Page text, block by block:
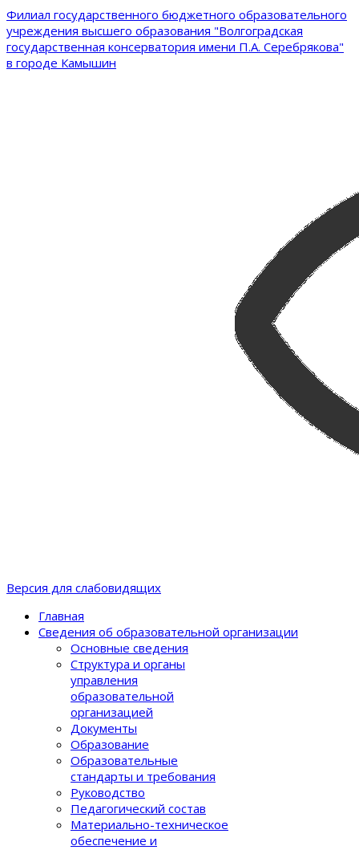
Филиал государственного бюджетного образовательного
учреждения высшего образования "Волгоградская
государственная консерватория имени П.А. Серебрякова"
в городе Камышин
Версия для слабовидящих
Главная
Сведения об образовательной организации
Основные сведения
Структура и органы
управления
образовательной
организацией
Документы
Образование
Образовательные
стандарты и требования
Руководство
Педагогический состав
Материально-техническое
обеспечение и